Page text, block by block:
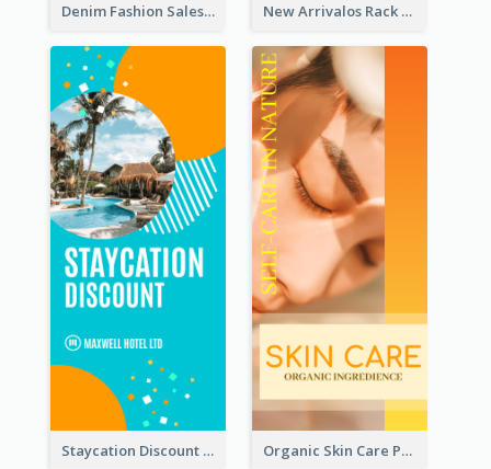
Denim Fashion Sales Rack Card New Arrivalos Rack Card
Staycation Discount Rack Card Organic Skin Care Product Rack Card